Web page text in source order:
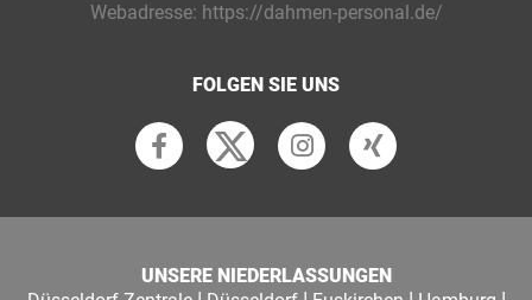
Webadresse: https://dahmen-personal.de/
FOLGEN SIE UNS
UNSERE NIEDERLASSUNGEN